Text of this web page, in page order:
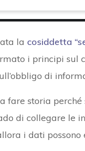
la cosiddetta
i principi sul
di
fare storia
di collegare le
i dati possono